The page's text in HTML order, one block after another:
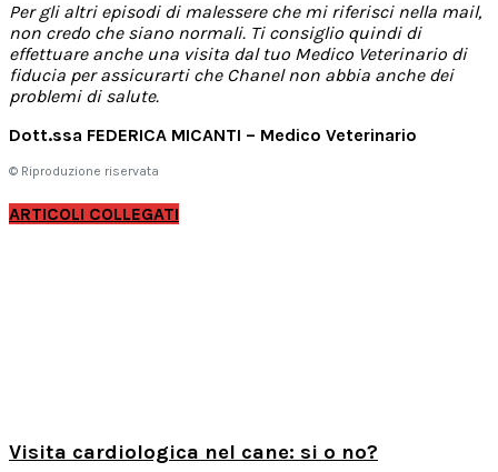
Per gli altri episodi di malessere che mi riferisci nella mail,
non credo che siano normali. Ti consiglio quindi di
effettuare anche una visita dal tuo Medico Veterinario di
fiducia per assicurarti che Chanel non abbia anche dei
problemi di salute.
Dott.ssa FEDERICA MICANTI – Medico Veterinario
© Riproduzione riservata
ARTICOLI COLLEGATI
Visita cardiologica nel cane: si o no?